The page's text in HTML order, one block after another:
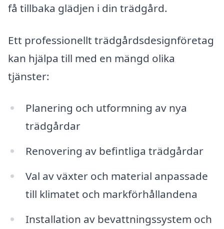
få tillbaka glädjen i din trädgård.
Ett professionellt trädgårdsdesignföretag
kan hjälpa till med en mängd olika
tjänster:
Planering och utformning av nya
trädgårdar
Renovering av befintliga trädgårdar
Val av växter och material anpassade
till klimatet och markförhållandena
Installation av bevattningssystem och